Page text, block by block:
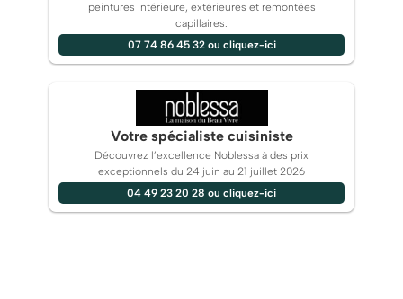
peintures intérieure, extérieures et remontées
capillaires.
07 74 86 45 32 ou cliquez-ici
Votre spécialiste cuisiniste
Découvrez l’excellence Noblessa à des prix
exceptionnels du 24 juin au 21 juillet 2026
04 49 23 20 28 ou cliquez-ici